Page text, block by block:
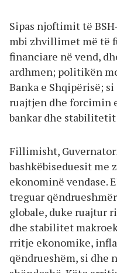
Sipas njoftimit të
mbi zhvillimet më të
financiare në vend,
ardhmen; politikën
Banka e Shqipërisë;
ruajtjen dhe forcimin
bankar dhe
Fillimisht,
bashkëbiseduesit
ekonominë vendase.
treguar
globale, duke ruajtur
dhe stabilitet
rritje ekonomike,
qëndrueshëm, si dhe